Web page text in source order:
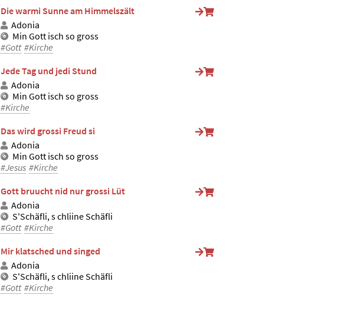
Die warmi Sunne am Himmelszält
Adonia
Min Gott isch so gross
#Gott #Kirche
Jede Tag und jedi Stund
Adonia
Min Gott isch so gross
#Kirche
Das wird grossi Freud si
Adonia
Min Gott isch so gross
#Jesus #Kirche
Gott bruucht nid nur grossi Lüt
Adonia
S'Schäfli, s chliine Schäfli
#Gott #Kirche
Mir klatsched und singed
Adonia
S'Schäfli, s chliine Schäfli
#Gott #Kirche